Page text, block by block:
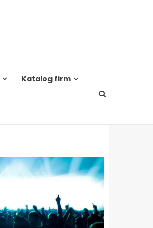
Katalog firm